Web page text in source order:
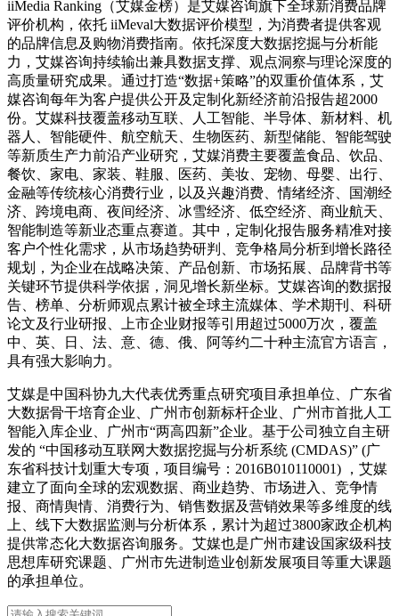
济、跨境电商、夜间经济、冰雪经济、低空经济、商业航天、
智能制造等新业态重点赛道。其中，定制化报告服务精准对接
客户个性化需求，从市场趋势研判、竞争格局分析到增长路径
规划，为企业在战略决策、产品创新、市场拓展、品牌背书等
关键环节提供科学依据，洞见增长新坐标。艾媒咨询的数据报
告、榜单、分析师观点累计被全球主流媒体、学术期刊、科研
论文及行业研报、上市企业财报等引用超过5000万次，覆盖
中、英、日、法、意、德、俄、阿等约二十种主流官方语言，
具有强大影响力。
艾媒是中国科协九大代表优秀重点研究项目承担单位、广东省
大数据骨干培育企业、广州市创新标杆企业、广州市首批人工
智能入库企业、广州市“两高四新”企业。基于公司独立自主研
发的 “中国移动互联网大数据挖掘与分析系统 (CMDAS)” (广
东省科技计划重大专项，项目编号：2016B010110001) ，艾媒
建立了面向全球的宏观数据、商业趋势、市场进入、竞争情
报、商情舆情、消费行为、销售数据及营销效果等多维度的线
上、线下大数据监测与分析体系，累计为超过3800家政企机构
提供常态化大数据咨询服务。艾媒也是广州市建设国家级科技
思想库研究课题、广州市先进制造业创新发展项目等重大课题
集团官网
艾媒智库
媒体关注
中华人民共和国增值电信经营许可证编号：粤B2-20110424 |
粤ICP备2023121053号-1| 出版物经营许可证:粤穗 E-0518